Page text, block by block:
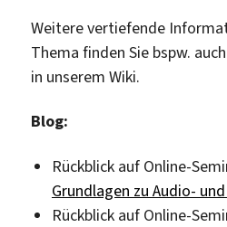
Weitere vertiefende
Thema finden Sie bspw.
in unserem Wiki.
Blog:
Rückblick auf Online-
Grundlagen zu Audio-
Rückblick auf Online-